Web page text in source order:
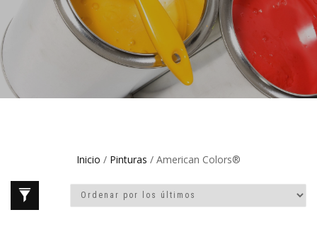
Inicio / Pinturas / American Colors®